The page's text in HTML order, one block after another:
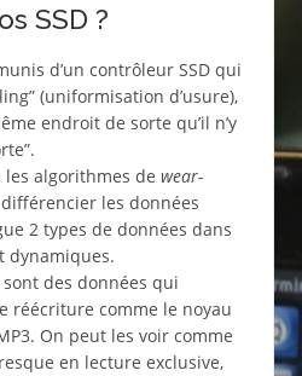
SSD ?
d’un contrôleur SSD qui
(uniformisation d’usure),
endroit de sorte qu’il n’y
algorithmes de wear-
les données
2 types de données dans
dynamiques.
des données qui
réécriture comme le noyau
On peut les voir comme
en lecture exclusive,